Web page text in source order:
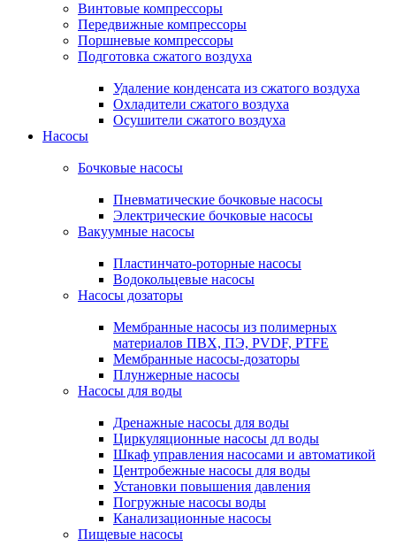
Винтовые компрессоры
Передвижные компрессоры
Поршневые компрессоры
Подготовка сжатого воздуха
Удаление конденсата из сжатого воздуха
Охладители сжатого воздуха
Осушители сжатого воздуха
Насосы
Бочковые насосы
Пневматические бочковые насосы
Электрические бочковые насосы
Вакуумные насосы
Пластинчато-роторные насосы
Водокольцевые насосы
Насосы дозаторы
Мембранные насосы из полимерных
материалов ПВХ, ПЭ, PVDF, PTFE
Мембранные насосы-дозаторы
Плунжерные насосы
Насосы для воды
Дренажные насосы для воды
Циркуляционные насосы дл воды
Шкаф управления насосами и автоматикой
Центробежные насосы для воды
Установки повышения давления
Погружные насосы воды
Канализационные насосы
Пищевые насосы